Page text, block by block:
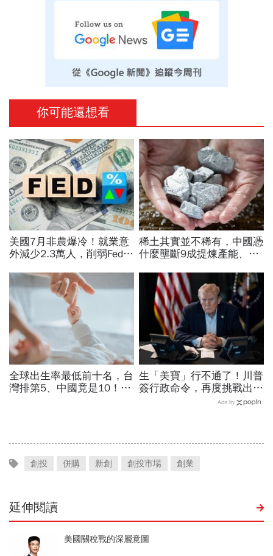
你可能還想看
美國7月非農爆冷！就業意
外減少2.3萬人，削弱Fed升
創7個月來最佳單周
稀土其實並不稀有，中國憑
什麼壟斷9成提煉產能、掐
美中角力下，台灣最該擔心
的事
全球出生率最低前十名，台
灣排第5、中國竟是10！亞
生「美寶」行不通了！川普
簽行政命令，再度挑戰出生
公民權、打擊生育旅遊：不
Ads by
創投 併購 新創 創投市場 創業
延伸閱讀
美國關稅戰的深層意圖